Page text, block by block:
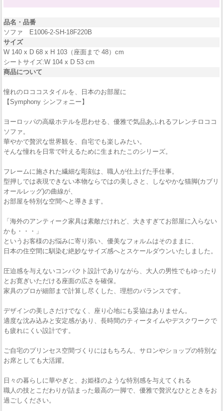
品名・品番
ソファ E1006-2-SH-18F220B
サイズ
W 140 x D 68 x H 103（座面まで 48）cm
シートサイズ:W 104 x D 53 cm
商品について
憧れのロココスタイルを、日本のお部屋に
【Symphony シンフォニー】
ヨーロッパの高級ホテルを思わせる、優雅で気品あふれるフレンチロココ
ソファ。
華やかで贅沢な世界観を、自宅でも楽しみたい。
そんな憧れを日常で叶えるために生まれたこのシリーズ。
フレームに施された繊細な彫刻は、職人が仕上げた手仕事。
型押しでは表現できない本物ならではの美しさと、しなやかな猫脚(カブリ
オールレッグ)の曲線が、
お部屋を特別な空間へと導きます。
「海外のアンティーク家具は素敵だけれど、大きすぎてお部屋に入らない
かも・・・」
というお客様のお悩みに寄り添い、優美なフォルムはそのままに、
日本の住空間に馴染む絶妙なサイズ感へとスケールダウンいたしました。
圧迫感を与えないコンパクト設計でありながら、大人の男性でもゆったり
とお寛ぎいただける座面の広さを確保。
家具のプロが細部まで計算し尽くした、理想のバランスです。
デザインの美しさだけでなく、座り心地にも妥協はありません。
適度な沈み込みと安定感があり、長時間のティータイムやデスクワークで
も疲れにくい設計です。
ご自宅のプリンセス空間づくりにはもちろん、サロンやショップの特別な
お席としても大活躍。
日々の暮らしに華やぎと、お姫様のような特別感を与えてくれる
職人の技とこだわりが詰まった最高の一脚で、優雅で贅沢なひとときをお
過ごしください。